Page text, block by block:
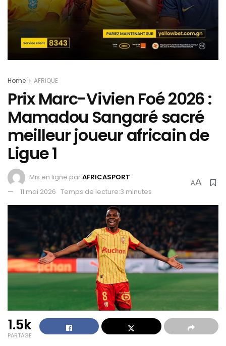
Home AFRIQUE
Prix Marc-Vivien Foé 2026 :
Mamadou Sangaré sacré
meilleur joueur africain de
Ligue 1
Mis en ligne parAFRICASPORT
11 mai 2026 Temps de lecture:3 minutes
AA
1.5k
PARTAGE